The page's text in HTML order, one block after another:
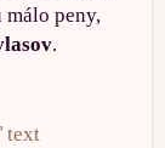
peny,
.
text